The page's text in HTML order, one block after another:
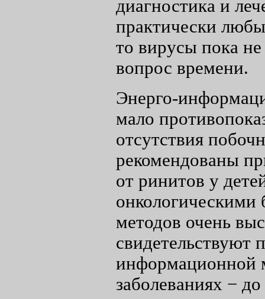
диагностика и
практически
то вирусы пока
вопрос времени.
Энерго-
мало
отсутствия
рекомендованы
от ринитов у
онкологическими
методов очень
свидетельствуют
информационной
заболеваниях −